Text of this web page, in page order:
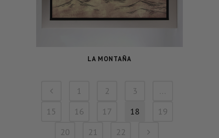
LA MONTAÑA
1 2 3
…
15
16 17 18
19
20
21 22